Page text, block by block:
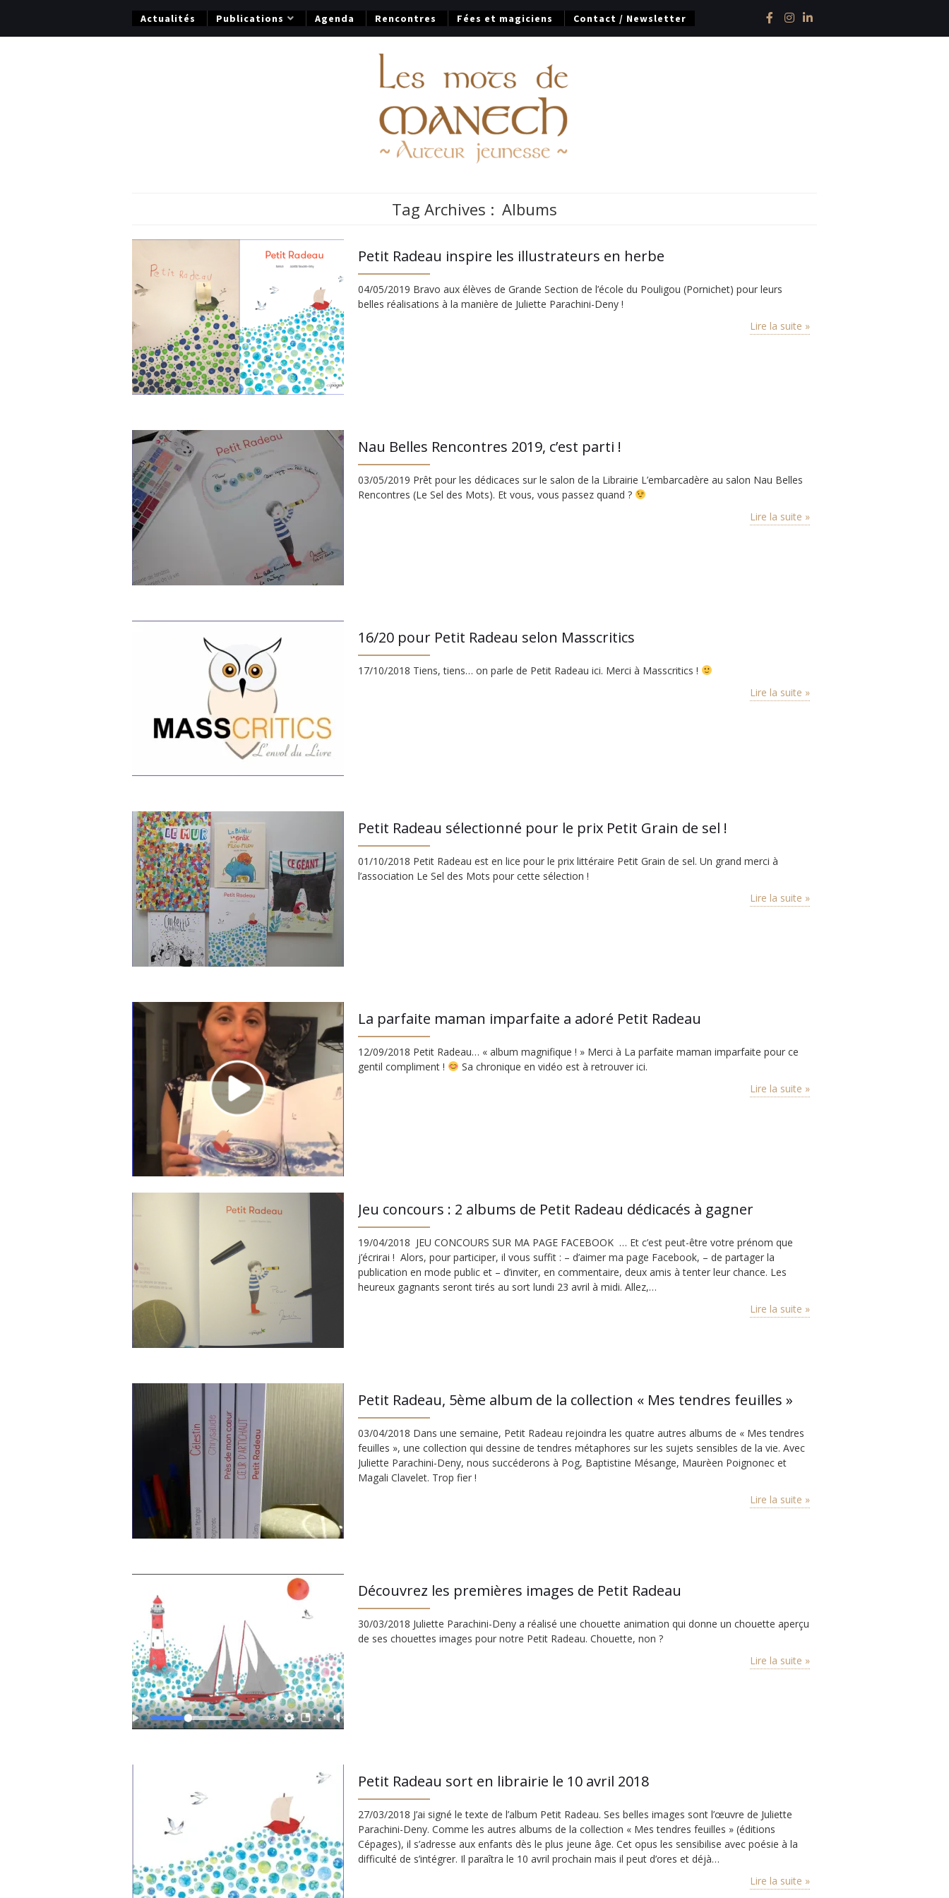
Actualités Publications Agenda Rencontres Fées et magiciens Contact / Newsletter
Tag Archives : Albums
Petit Radeau inspire les illustrateurs en herbe
04/05/2019 Bravo aux élèves de Grande Section de l’école du Pouligou (Pornichet) pour leurs
belles réalisations à la manière de Juliette Parachini-Deny !
Lire la suite »
Nau Belles Rencontres 2019, c’est parti !
03/05/2019 Prêt pour les dédicaces sur le salon de la Librairie L’embarcadère au salon Nau Belles
Rencontres (Le Sel des Mots). Et vous, vous passez quand ?
Lire la suite »
16/20 pour Petit Radeau selon Masscritics
17/10/2018 Tiens, tiens… on parle de Petit Radeau ici. Merci à Masscritics !
Lire la suite »
Petit Radeau sélectionné pour le prix Petit Grain de sel !
01/10/2018 Petit Radeau est en lice pour le prix littéraire Petit Grain de sel. Un grand merci à
l’association Le Sel des Mots pour cette sélection !
Lire la suite »
La parfaite maman imparfaite a adoré Petit Radeau
12/09/2018 Petit Radeau… « album magnifique ! » Merci à La parfaite maman imparfaite pour ce
gentil compliment !
Sa chronique en vidéo est à retrouver ici.
Lire la suite »
Jeu concours : 2 albums de Petit Radeau dédicacés à gagner
19/04/2018 JEU CONCOURS SUR MA PAGE FACEBOOK … Et c’est peut-être votre prénom que
j’écrirai ! Alors, pour participer, il vous suffit : – d’aimer ma page Facebook, – de partager la
publication en mode public et – d’inviter, en commentaire, deux amis à tenter leur chance. Les
heureux gagnants seront tirés au sort lundi 23 avril à midi. Allez,…
Lire la suite »
Petit Radeau, 5ème album de la collection « Mes tendres feuilles »
03/04/2018 Dans une semaine, Petit Radeau rejoindra les quatre autres albums de « Mes tendres
feuilles », une collection qui dessine de tendres métaphores sur les sujets sensibles de la vie. Avec
Juliette Parachini-Deny, nous succéderons à Pog, Baptistine Mésange, Maurèen Poignonec et
Magali Clavelet. Trop fier !
Lire la suite »
Découvrez les premières images de Petit Radeau
30/03/2018 Juliette Parachini-Deny a réalisé une chouette animation qui donne un chouette aperçu
de ses chouettes images pour notre Petit Radeau. Chouette, non ?
Lire la suite »
Petit Radeau sort en librairie le 10 avril 2018
27/03/2018 J’ai signé le texte de l’album Petit Radeau. Ses belles images sont l’œuvre de Juliette
Parachini-Deny. Comme les autres albums de la collection « Mes tendres feuilles » (éditions
Cépages), il s’adresse aux enfants dès le plus jeune âge. Cet opus les sensibilise avec poésie à la
difficulté de s’intégrer. Il paraîtra le 10 avril prochain mais il peut d’ores et déjà…
Lire la suite »